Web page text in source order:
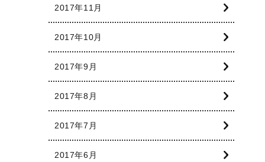
2017年11月
2017年10月
2017年9月
2017年8月
2017年7月
2017年6月